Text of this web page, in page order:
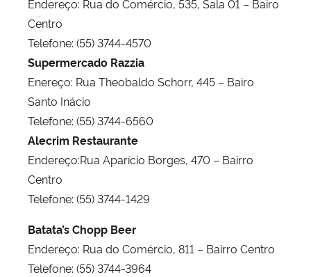
Endereço: Rua do Comércio, 535, Sala 01 – Bairo
Centro
Telefone: (55) 3744-4570
Supermercado Razzia
Enereço: Rua Theobaldo Schorr, 445 – Bairo
Santo Inácio
Telefone: (55) 3744-6560
Alecrim Restaurante
Endereço:Rua Aparício Borges, 470 – Bairro
Centro
Telefone: (55) 3744-1429
Batata’s Chopp Beer
Endereço: Rua do Comércio, 811 – Bairro Centro
Telefone: (55) 3744-3964